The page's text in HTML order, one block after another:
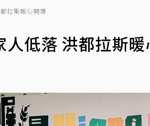
拉斯暖心開導
低落 洪都拉斯